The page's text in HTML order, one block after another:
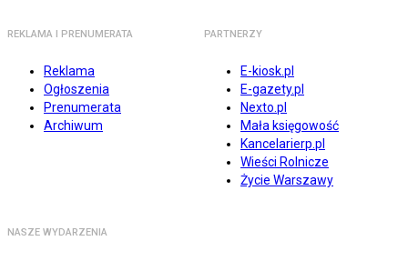
REKLAMA I PRENUMERATA
Reklama
Ogłoszenia
Prenumerata
Archiwum
PARTNERZY
E-kiosk.pl
E-gazety.pl
Nexto.pl
Mała księgowość
Kancelarierp.pl
Wieści Rolnicze
Życie Warszawy
NASZE WYDARZENIA